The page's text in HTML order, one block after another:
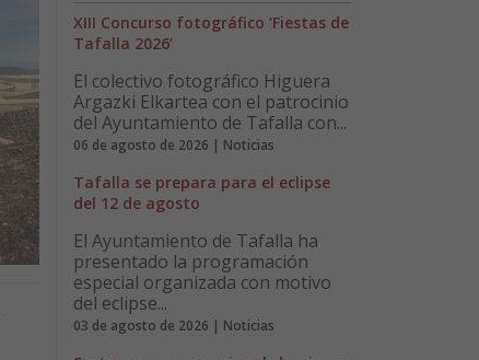
XIII Concurso fotográfico ‘Fiestas de
Tafalla 2026’
El colectivo fotográfico Higuera
Argazki Elkartea con el patrocinio
del Ayuntamiento de Tafalla con...
06 de agosto de 2026 | Noticias
Tafalla se prepara para el eclipse
del 12 de agosto
El Ayuntamiento de Tafalla ha
presentado la programación
especial organizada con motivo
del eclipse...
03 de agosto de 2026 | Noticias